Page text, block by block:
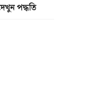
পদ্ধতি